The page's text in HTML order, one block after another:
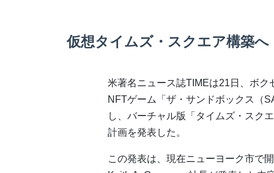
仮想タイムズ・スクエア構築へ
米著名ニュース誌TIMEは21日、ボク
NFTゲーム「ザ・サンドボックス（
し、バーチャル版「タイムズ・スク
計画を発表した。
この発表は、現在ニューヨーク市で